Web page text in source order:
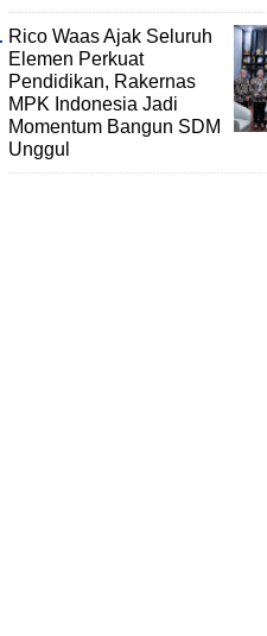
Rico Waas Ajak Seluruh
Elemen Perkuat
Pendidikan, Rakernas
MPK Indonesia Jadi
Momentum Bangun SDM
Unggul